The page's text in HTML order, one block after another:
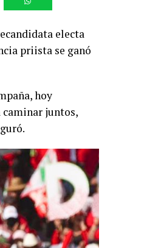
electa
priista se ganó
hoy
caminar juntos,